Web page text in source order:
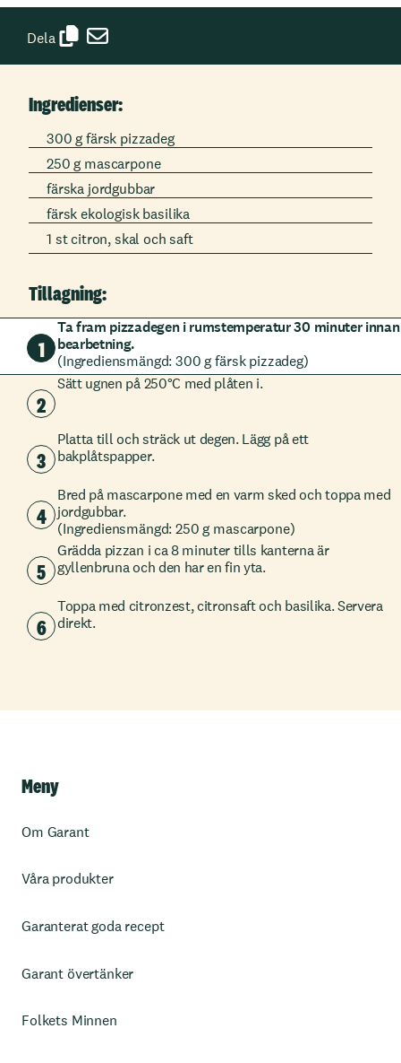
Dela
Ingredienser:
300 g färsk pizzadeg
250 g mascarpone
färska jordgubbar
färsk ekologisk basilika
1 st citron, skal och saft
Tillagning:
1
Ta fram pizzadegen i rumstemperatur 30 minuter innan
bearbetning.
(Ingrediensmängd: 300 g färsk pizzadeg)
2
Sätt ugnen på 250°C med plåten i.
3
Platta till och sträck ut degen. Lägg på ett
bakplåtspapper.
4
Bred på mascarpone med en varm sked och toppa med
jordgubbar.
(Ingrediensmängd: 250 g mascarpone)
5
Grädda pizzan i ca 8 minuter tills kanterna är
gyllenbruna och den har en fin yta.
6
Toppa med citronzest, citronsaft och basilika. Servera
direkt.
Meny
Om Garant
Våra produkter
Garanterat goda recept
Garant övertänker
Folkets Minnen